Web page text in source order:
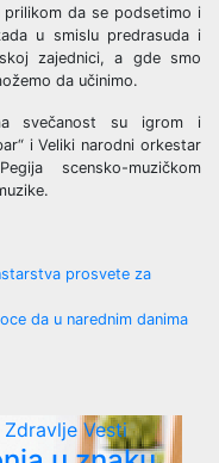
da se podsetimo i
u smislu predrasuda i
zajednici, a gde smo
da učinimo.
svečanost su igrom i
i Veliki narodni orkestar
scensko-muzičkom
prosvete za
da u narednim danima
Zdravlje Vesti